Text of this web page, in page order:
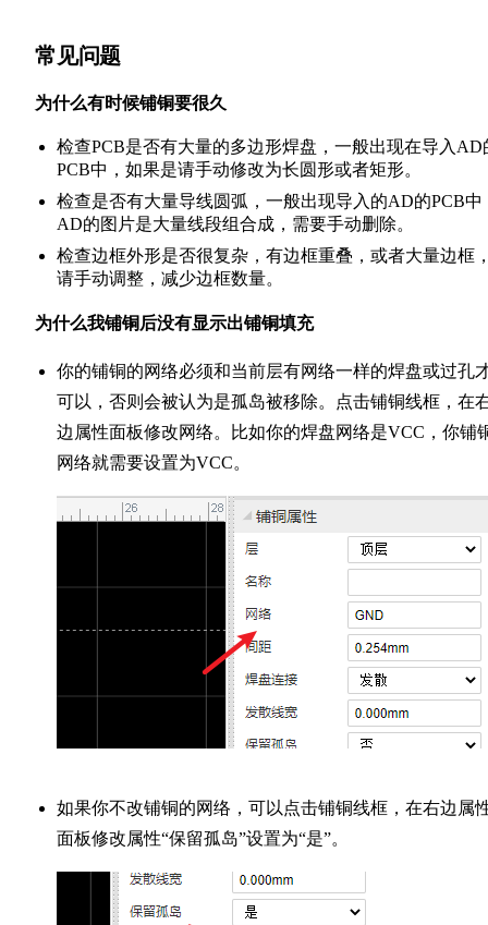
常见问题
为什么有时候铺铜要很久
检查PCB是否有大量的多边形焊盘，一般出现在导入AD
PCB中，如果是请手动修改为长圆形或者矩形。
检查是否有大量导线圆弧，一般出现导入的AD的PCB中
AD的图片是大量线段组合成，需要手动删除。
检查边框外形是否很复杂，有边框重叠，或者大量边框
请手动调整，减少边框数量。
为什么我铺铜后没有显示出铺铜填充
你的铺铜的网络必须和当前层有网络一样的焊盘或过孔
可以，否则会被认为是孤岛被移除。点击铺铜线框，在
边属性面板修改网络。比如你的焊盘网络是VCC，你铺
网络就需要设置为VCC。
如果你不改铺铜的网络，可以点击铺铜线框，在右边属
面板修改属性“保留孤岛”设置为“是”。